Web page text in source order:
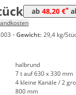
ab 48,20 €*
· Gewicht: 29,4 kg/
halbrund
7 t auf 630 x 330 mm
4 kleine Kanäle / 2
800 mm